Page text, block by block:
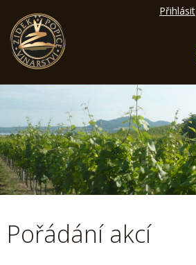
Přihlásit
Pořádání akcí